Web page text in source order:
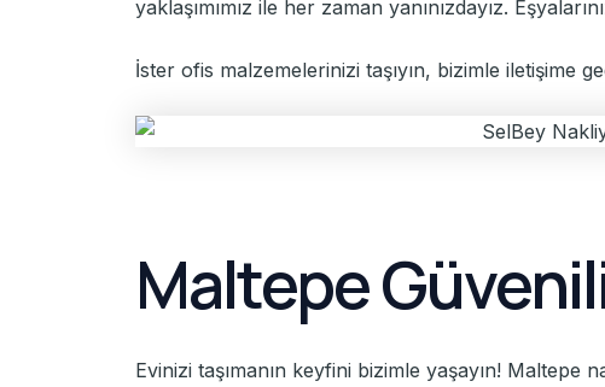
yaklaşımımız ile her zaman yanınızdayız.
İster ofis malzemelerinizi taşıyın, bizimle iletişime
Maltepe
Evinizi taşımanın keyfini bizimle yaşayın! Maltepe